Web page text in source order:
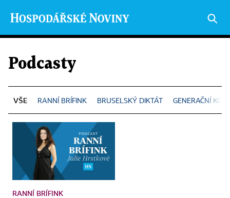
Podcasty
RANNÍ BRÍFINK BRUSELSKÝ DIKTÁT GENERAČNÍ
RANNÍ BRÍFINK